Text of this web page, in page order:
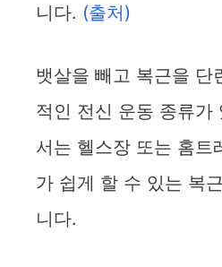
니다. (출처)
뱃살을 빼고 복근을 단
적인 전신 운동 종류가
서는 헬스장 또는 홈트
가 쉽게 할 수 있는 복
니다.